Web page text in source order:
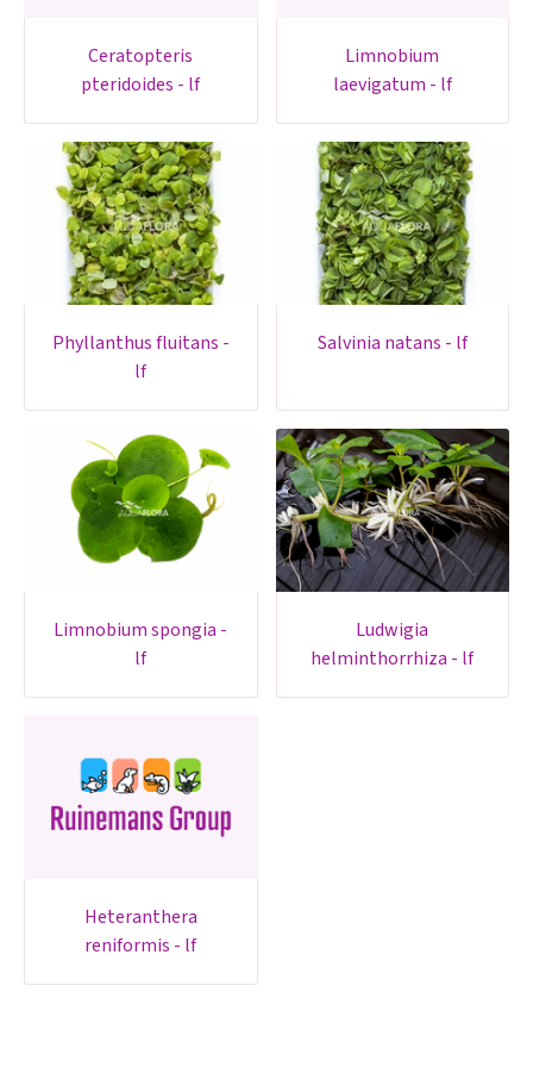
ceratopteris
pteridoides - lf
limnobium
laevigatum - lf
phyllanthus fluitans -
lf
salvinia natans - lf
limnobium spongia -
lf
ludwigia
helminthorrhiza - lf
heteranthera
reniformis - lf